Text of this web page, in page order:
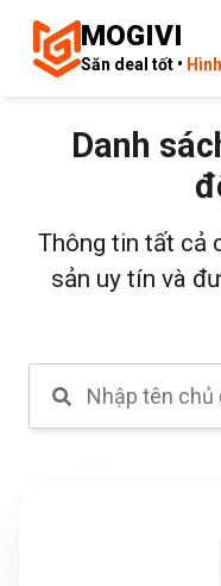
MOGIVI
Săn deal tốt •
Danh
Thông tin tất cả
sản uy tín và